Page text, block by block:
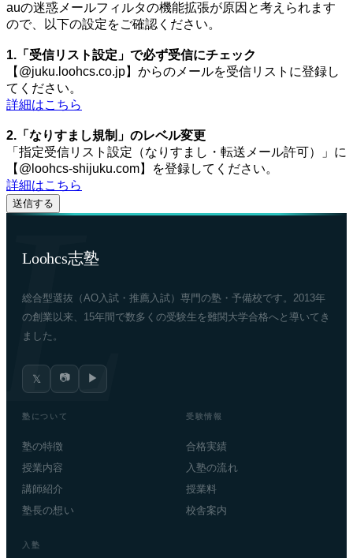
auの迷惑メールフィルタの機能拡張が原因と考えられます
ので、以下の設定をご確認ください。
1.「受信リスト設定」で必ず受信にチェック
【@juku.loohcs.co.jp】からのメールを受信リストに登録し
てください。
詳細はこちら
2.「なりすまし規制」のレベル変更
「指定受信リスト設定（なりすまし・転送メール許可）」に
【@loohcs-shijuku.com】を登録してください。
詳細はこちら
Loohcs志塾
総合型選抜（AO入試・推薦入試）専門の塾・予備校です。2013年
の創業以来、15年間で数多くの受験生を難関大学合格へと導いてき
ました。
𝕏 📷 ▶
塾について
塾の特徴
授業内容
講師紹介
塾長の想い
受験情報
合格実績
入塾の流れ
授業料
校舎案内
入塾